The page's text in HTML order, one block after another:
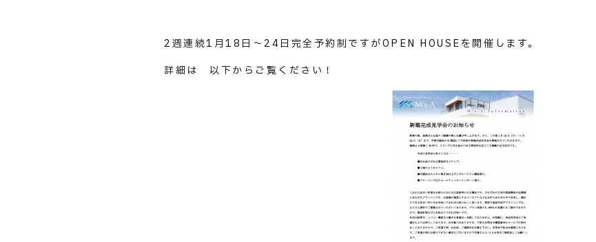
2週連続1月18日～24日完全予約制ですがOPEN HOUSEを開催します。
詳細は 以下からご覧ください！